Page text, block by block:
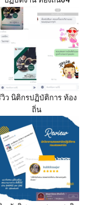
วิว นิติกรปฏิบัติการ ท้อง
ถิ่น